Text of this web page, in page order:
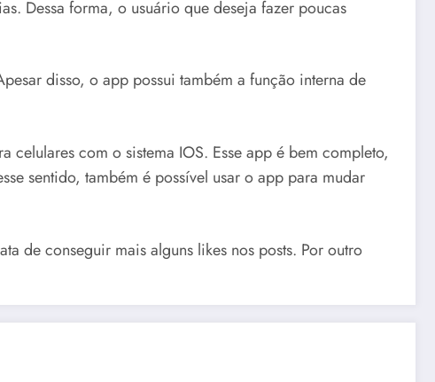
Dessa forma, o usuário que deseja fazer poucas
disso, o app possui também a função interna de
com o sistema IOS. Esse app é bem completo,
sentido, também é possível usar o app para mudar
de conseguir mais alguns likes nos posts. Por outro